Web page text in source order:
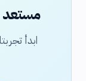
مستعد